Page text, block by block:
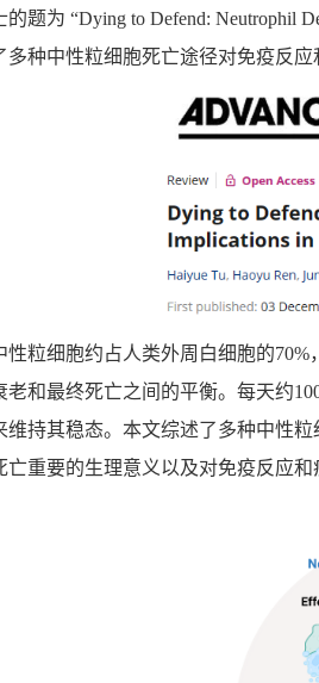
的题为 “Dying to Defend: Neutrophil
多种中性粒细胞死亡途径对免疫反
性粒细胞约占人类外周白细胞的70%
老和最终死亡之间的平衡。每天约
维持其稳态。本文综述了多种中性粒
亡重要的生理意义以及对免疫反应和